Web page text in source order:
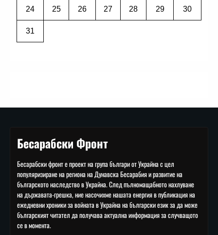
24 25 26 27 28 29 30
31
Бесарабски Фронт
Бесарабски фронт е проект на група българи от Украйна с цел
популяризиране на региона на Дунавска Бесарабия и развитие на
българското наследство в Украйна. След пълномащабното нахлуване
на държавата-грешка, ние насочихме нашата енергия в публикация на
ежедневни хроники за войната в Украйна на български език за да може
българският читател да получава актуална информация за случващото
се в момента.